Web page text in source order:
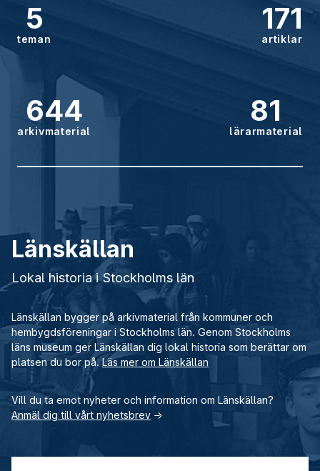
5
teman
171
artiklar
644
arkivmaterial
81
lärarmaterial
Länskällan
Lokal historia i Stockholms län
Länskällan bygger på arkivmaterial från kommuner och
hembygdsföreningar i Stockholms län. Genom Stockholms
läns museum ger Länskällan dig lokal historia som berättar om
platsen du bor på.Läs mer om Länskällan
Vill du ta emot nyheter och information om Länskällan?
Anmäl dig till vårt nyhetsbrev →